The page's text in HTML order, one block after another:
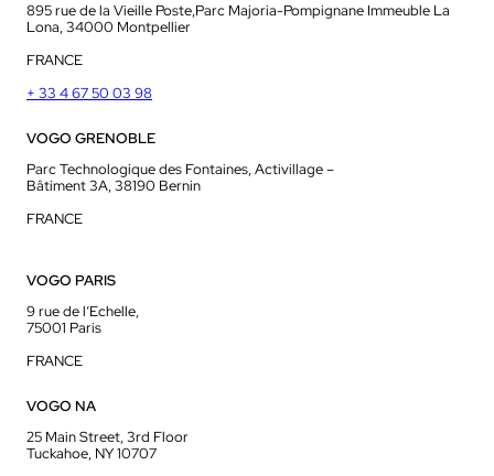
895 rue de la Vieille Poste,Parc Majoria-Pompignane Immeuble La
Lona, 34000 Montpellier
FRANCE
+ 33 4 67 50 03 98
VOGO GRENOBLE
Parc Technologique des Fontaines, Activillage –
Bâtiment 3A, 38190 Bernin
FRANCE
VOGO PARIS
9 rue de l’Echelle,
75001 Paris
FRANCE
VOGO NA
25 Main Street, 3rd Floor
Tuckahoe, NY 10707